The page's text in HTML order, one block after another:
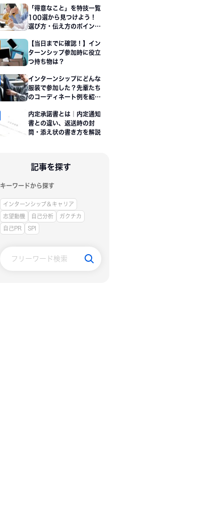
「得意なこと」を特技一覧
100選から見つけよう！
選び方・伝え方のポイント
【当日までに確認！】イン
ターンシップ参加時に役立
つ持ち物は？
インターンシップにどんな
服装で参加した？先輩たち
のコーディネート例を紹
内定承諾書とは｜内定通知
書との違い、返送時の封
筒・添え状の書き方を解説
記事を探す
キーワードから探す
インターンシップ＆キャリア
志望動機 自己分析 ガクチカ
自己PR SPI